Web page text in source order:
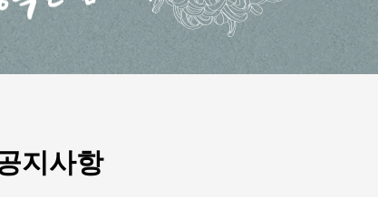
지사항